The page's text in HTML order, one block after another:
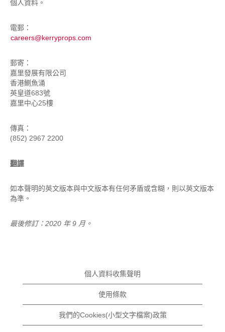
個人資料。
電郵：
careers@kerryprops.com
郵寄：
嘉里發展有限公司
香港鰂魚涌
英皇道683號
嘉里中心25樓
傳真：
(852) 2967 2200
翻譯
如本聲明的英文版本與中文版本有任何矛盾或含糊，則以英文版本
為準。
最後修訂：2020 年 9 月。
個人資料收集聲明
使用條款
我們的Cookies(小型文字檔案)政策